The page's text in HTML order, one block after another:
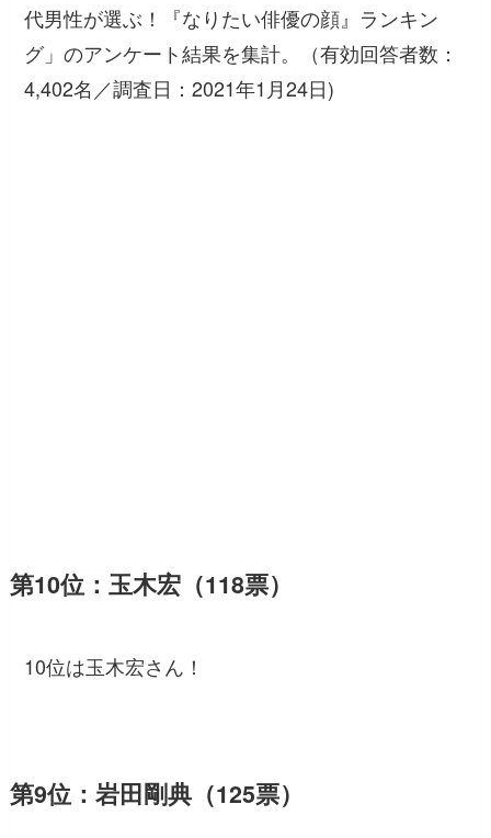
代男性が選ぶ！『なりたい俳優の顔』ランキン
グ」のアンケート結果を集計。（有効回答者数：
4,402名／調査日：2021年1月24日)
第10位：玉木宏（118票）
10位は玉木宏さん！
第9位：岩田剛典（125票）